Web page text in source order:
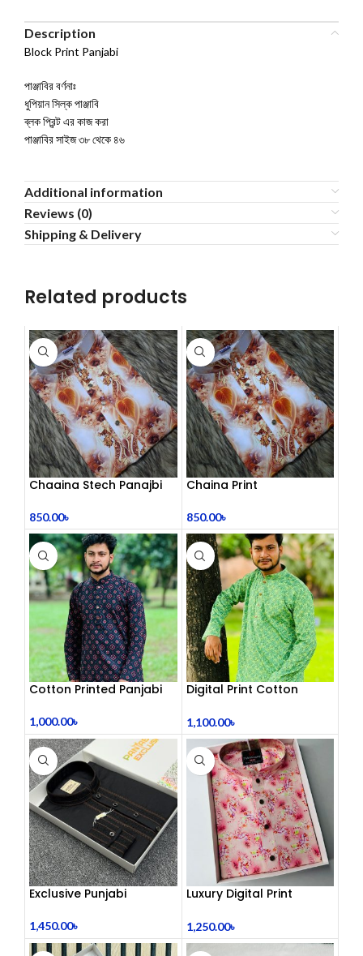
Description
Block Print Panjabi
পাঞ্জাবির বর্ণনাঃ
ধুপিয়ান সিল্ক পাঞ্জাবি
ব্লক প্রিন্ট এর কাজ করা
পাঞ্জাবির সাইজ ৩৮ থেকে ৪৬
Additional information
Reviews (0)
Shipping & Delivery
Related products
Chaaina Stech Panajbi
850.00৳
Chaina Print
850.00৳
Cotton Printed Panjabi
1,000.00৳
Digital Print Cotton
1,100.00৳
Exclusive Punjabi
1,450.00৳
Luxury Digital Print
1,250.00৳